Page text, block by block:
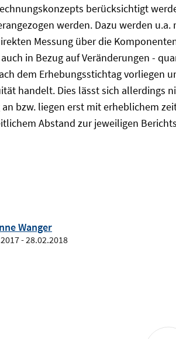
berücksichtigt
werden. Dazu werden
Messung über die
in Bezug auf Veränderungen -
dem Erhebungsstichtag vorliegen
handelt. Dies lässt sich allerdings
bzw. liegen erst mit erheblichem
Abstand zur jeweiligen
Wanger
- 28.02.2018